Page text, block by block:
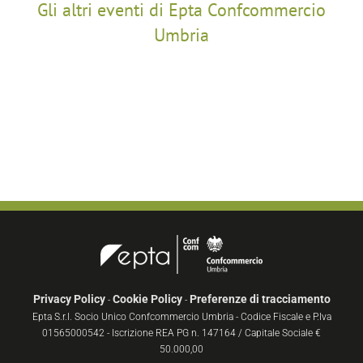
Gli altri eventi di Epta Confcommercio
Umbria
Privacy Policy- Cookie Policy- Preferenze di tracciamento
Epta S.r.l. Socio Unico Confcommercio Umbria - Codice Fiscale e P.Iva
01565000542 - Iscrizione REA PG n. 147164 / Capitale Sociale €
50.000,00